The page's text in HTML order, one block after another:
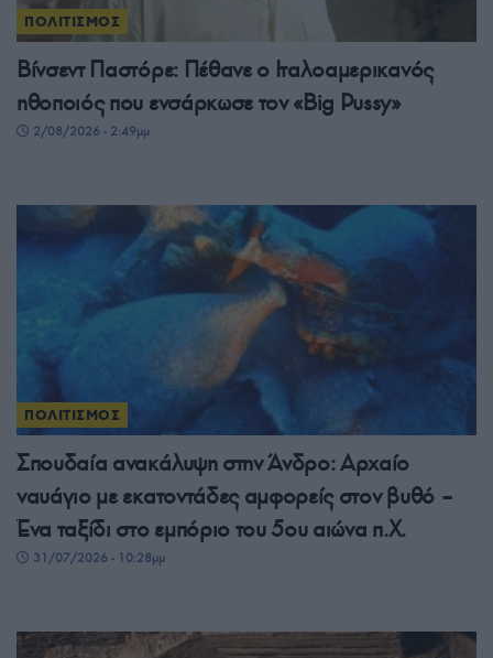
ΠΟΛΙΤΙΣΜΟΣ
Βίνσεντ Παστόρε: Πέθανε ο Ιταλοαμερικανός
ηθοποιός που ενσάρκωσε τον «Big Pussy»
2/08/2026 - 2:49μμ
ΠΟΛΙΤΙΣΜΟΣ
Σπουδαία ανακάλυψη στην Άνδρο: Αρχαίο
ναυάγιο με εκατοντάδες αμφορείς στον βυθό –
Ένα ταξίδι στο εμπόριο του 5ου αιώνα π.Χ.
31/07/2026 - 10:28μμ